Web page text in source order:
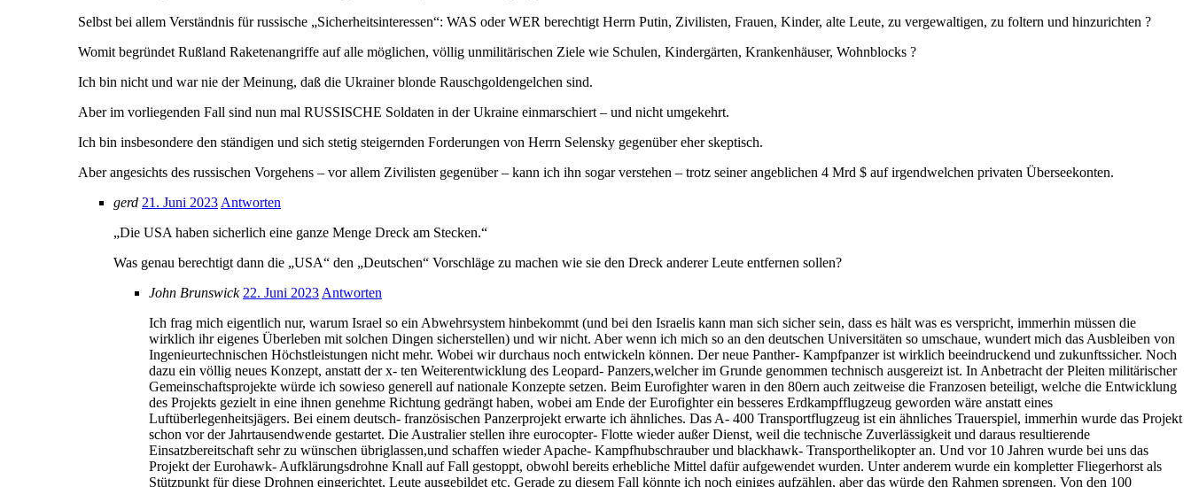
Selbst bei allem Verständnis für russische „Sicherheitsinteressen“: WAS oder WER berechtigt Herrn Putin, Zivilisten, Frauen, Kinder, alte Leute, zu vergewaltigen, zu foltern und hinzurichten ?
Womit begründet Rußland Raketenangriffe auf alle möglichen, völlig unmilitärischen Ziele wie Schulen, Kindergärten, Krankenhäuser, Wohnblocks ?
Ich bin nicht und war nie der Meinung, daß die Ukrainer blonde Rauschgoldengelchen sind.
Aber im vorliegenden Fall sind nun mal RUSSISCHE Soldaten in der Ukraine einmarschiert – und nicht umgekehrt.
Ich bin insbesondere den ständigen und sich stetig steigernden Forderungen von Herrn Selensky gegenüber eher skeptisch.
Aber angesichts des russischen Vorgehens – vor allem Zivilisten gegenüber – kann ich ihn sogar verstehen – trotz seiner angeblichen 4 Mrd $ auf irgendwelchen privaten Überseekonten.
gerd 21. Juni 2023 Antworten
„Die USA haben sicherlich eine ganze Menge Dreck am Stecken.“
Was genau berechtigt dann die „USA“ den „Deutschen“ Vorschläge zu machen wie sie den Dreck anderer Leute entfernen sollen?
John Brunswick 22. Juni 2023 Antworten
Ich frag mich eigentlich nur, warum Israel so ein Abwehrsystem hinbekommt (und bei den Israelis kann man sich sicher sein, dass es hält was es verspricht, immerhin müssen die
wirklich ihr eigenes Überleben mit solchen Dingen sicherstellen) und wir nicht. Aber wenn ich mich so an den deutschen Universitäten so umschaue, wundert mich das Ausbleiben von
Ingenieurtechnischen Höchstleistungen nicht mehr. Wobei wir durchaus noch entwickeln können. Der neue Panther- Kampfpanzer ist wirklich beeindruckend und zukunftssicher. Noch
dazu ein völlig neues Konzept, anstatt der x- ten Weiterentwicklung des Leopard- Panzers,welcher im Grunde genommen technisch ausgereizt ist. In Anbetracht der Pleiten militärischer
Gemeinschaftsprojekte würde ich sowieso generell auf nationale Konzepte setzen. Beim Eurofighter waren in den 80ern auch zeitweise die Franzosen beteiligt, welche die Entwicklung
des Projekts gezielt in eine ihnen genehme Richtung gedrängt haben, wobei am Ende der Eurofighter ein besseres Erdkampfflugzeug geworden wäre anstatt eines
Luftüberlegenheitsjägers. Bei einem deutsch- französischen Panzerprojekt erwarte ich ähnliches. Das A- 400 Transportflugzeug ist ein ähnliches Trauerspiel, immerhin wurde das Projekt
schon vor der Jahrtausendwende gestartet. Die Australier stellen ihre eurocopter- Flotte wieder außer Dienst, weil die technische Zuverlässigkeit und daraus resultierende
Einsatzbereitschaft sehr zu wünschen übriglassen,und schaffen wieder Apache- Kampfhubschrauber und blackhawk- Transporthelikopter an. Und vor 10 Jahren wurde bei uns das
Projekt der Eurohawk- Aufklärungsdrohne Knall auf Fall gestoppt, obwohl bereits erhebliche Mittel dafür aufgewendet wurden. Unter anderem wurde ein kompletter Fliegerhorst als
Stützpunkt für diese Drohnen eingerichtet, Leute ausgebildet etc. Gerade zu diesem Fall könnte ich noch einiges aufzählen, aber das würde den Rahmen sprengen. Von den 100